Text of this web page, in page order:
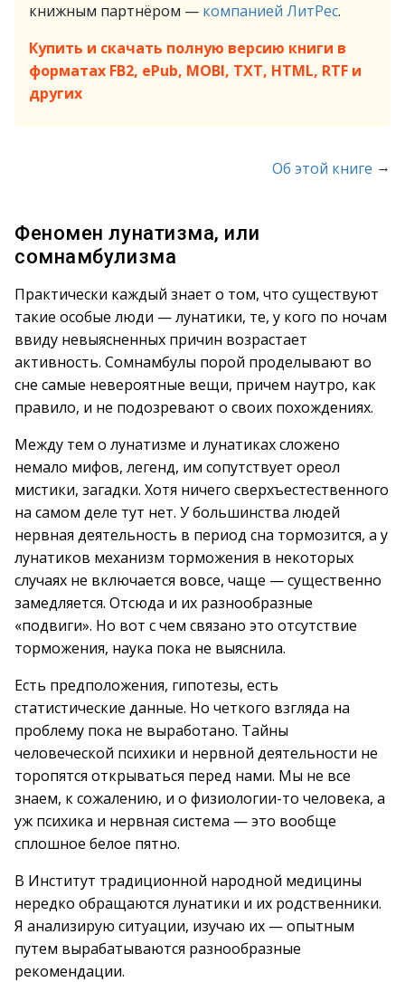
книжным партнёром — компанией ЛитРес.
Купить и скачать полную версию книги в
форматах FB2, ePub, MOBI, TXT, HTML, RTF и
других
Об этой книге →
Феномен лунатизма, или
сомнамбулизма
Практически каждый знает о том, что существуют
такие особые люди — лунатики, те, у кого по ночам
ввиду невыясненных причин возрастает
активность. Сомнамбулы порой проделывают во
сне самые невероятные вещи, причем наутро, как
правило, и не подозревают о своих похождениях.
Между тем о лунатизме и лунатиках сложено
немало мифов, легенд, им сопутствует ореол
мистики, загадки. Хотя ничего сверхъестественного
на самом деле тут нет. У большинства людей
нервная деятельность в период сна тормозится, а у
лунатиков механизм торможения в некоторых
случаях не включается вовсе, чаще — существенно
замедляется. Отсюда и их разнообразные
«подвиги». Но вот с чем связано это отсутствие
торможения, наука пока не выяснила.
Есть предположения, гипотезы, есть
статистические данные. Но четкого взгляда на
проблему пока не выработано. Тайны
человеческой психики и нервной деятельности не
торопятся открываться перед нами. Мы не все
знаем, к сожалению, и о физиологии-то человека, а
уж психика и нервная система — это вообще
сплошное белое пятно.
В Институт традиционной народной медицины
нередко обращаются лунатики и их родственники.
Я анализирую ситуации, изучаю их — опытным
путем вырабатываются разнообразные
рекомендации.